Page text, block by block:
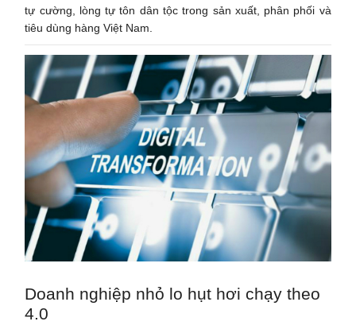
tự cường, lòng tự tôn dân tộc trong sản xuất, phân phối và
tiêu dùng hàng Việt Nam.
Doanh nghiệp nhỏ lo hụt hơi chạy theo
4.0